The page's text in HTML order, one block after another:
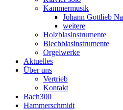
Kammermusik
Johann Gottlieb
weitere
Holzblasinstrumente
Blechblasinstrumente
Orgelwerke
Aktuelles
Über uns
Vertrieb
Kontakt
Bach300
Hammerschmidt